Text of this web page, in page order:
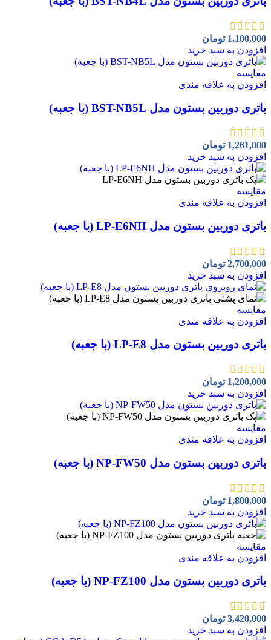
1,100,000 تومان
افزودن به سبد خرید
مقايسه
افزودن به علاقه مندی
باتری دوربین بستون مدل BST-NB5L (با جعبه)
1,261,000 تومان
افزودن به سبد خرید
مقايسه
افزودن به علاقه مندی
باتری دوربین بستون مدل LP-E6NH (با جعبه)
2,700,000 تومان
افزودن به سبد خرید
مقايسه
افزودن به علاقه مندی
باتری دوربین بستون مدل LP-E8 (با جعبه)
1,200,000 تومان
افزودن به سبد خرید
مقايسه
افزودن به علاقه مندی
باتری دوربین بستون مدل NP-FW50 (با جعبه)
1,800,000 تومان
افزودن به سبد خرید
مقايسه
افزودن به علاقه مندی
باتری دوربین بستون مدل NP-FZ100 (با جعبه)
3,420,000 تومان
افزودن به سبد خرید